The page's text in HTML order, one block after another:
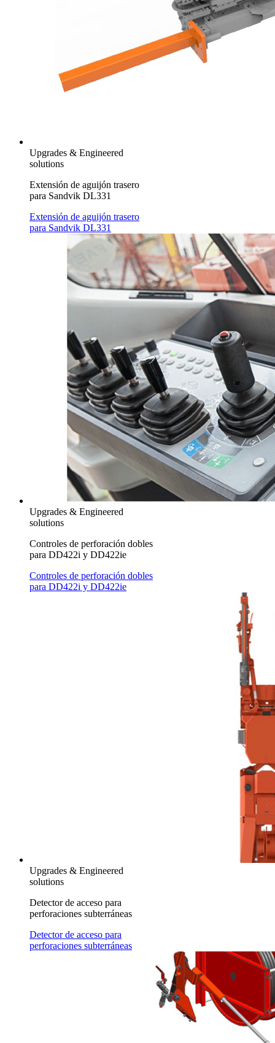
Upgrades & Engineered
solutions
Extensión de aguijón trasero
para Sandvik DL331
Extensión de aguijón trasero
para Sandvik DL331
Upgrades & Engineered
solutions
Controles de perforación dobles
para DD422i y DD422ie
Controles de perforación dobles
para DD422i y DD422ie
Upgrades & Engineered
solutions
Detector de acceso para
perforaciones subterráneas
Detector de acceso para
perforaciones subterráneas